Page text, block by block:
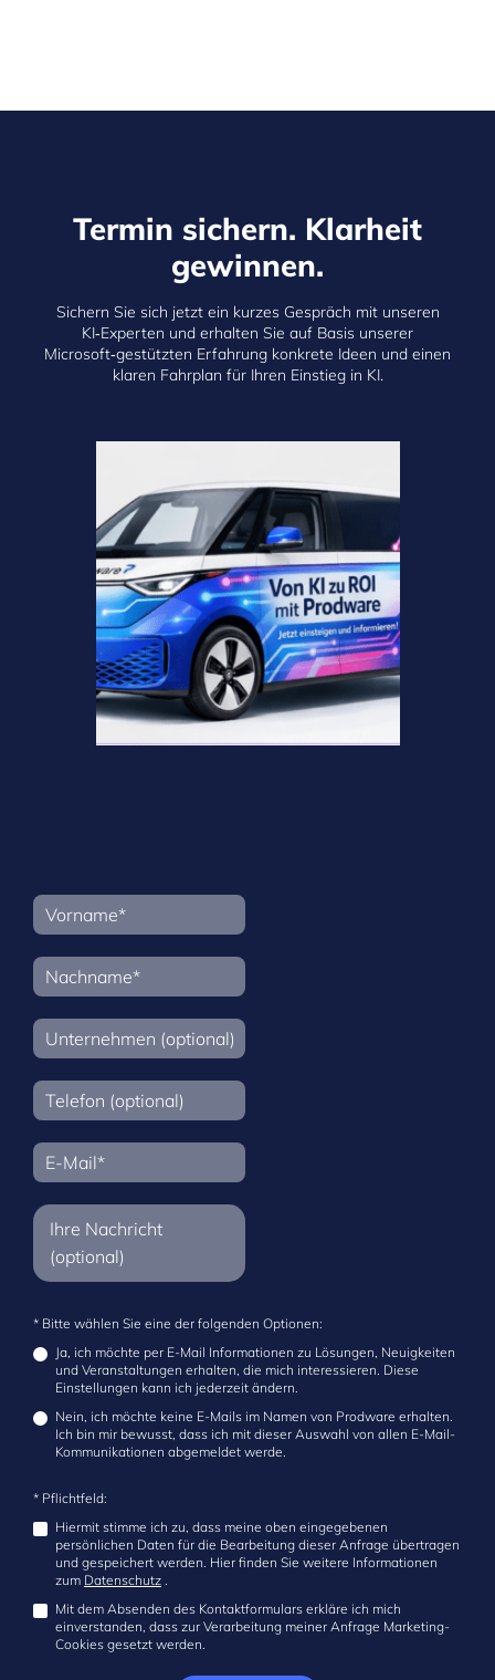
Termin sichern. Klarheit
gewinnen.
Sichern Sie sich jetzt ein kurzes Gespräch mit unseren
KI‑Experten und erhalten Sie auf Basis unserer
Microsoft‑gestützten Erfahrung konkrete Ideen und einen
klaren Fahrplan für Ihren Einstieg in KI.
* Bitte wählen Sie eine der folgenden Optionen:
Ja, ich möchte per E-Mail Informationen zu Lösungen, Neuigkeiten
und Veranstaltungen erhalten, die mich interessieren. Diese
Einstellungen kann ich jederzeit ändern.
Nein, ich möchte keine E-Mails im Namen von Prodware erhalten.
Ich bin mir bewusst, dass ich mit dieser Auswahl von allen E-Mail-
Kommunikationen abgemeldet werde.
* Pflichtfeld:
Hiermit stimme ich zu, dass meine oben eingegebenen
persönlichen Daten für die Bearbeitung dieser Anfrage übertragen
und gespeichert werden. Hier finden Sie weitere Informationen
zum Datenschutz .
Mit dem Absenden des Kontaktformulars erkläre ich mich
einverstanden, dass zur Verarbeitung meiner Anfrage Marketing-
Cookies gesetzt werden.